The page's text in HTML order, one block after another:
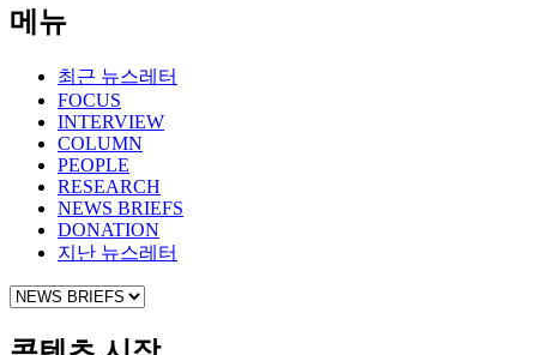
메뉴
최근 뉴스레터
FOCUS
INTERVIEW
COLUMN
PEOPLE
RESEARCH
NEWS BRIEFS
DONATION
지난 뉴스레터